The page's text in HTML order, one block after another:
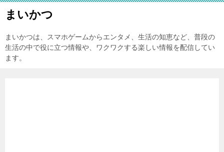
まいかつ
まいかつは、スマホゲームからエンタメ、生活の知恵など、普段の
生活の中で役に立つ情報や、ワクワクする楽しい情報を配信してい
ます。